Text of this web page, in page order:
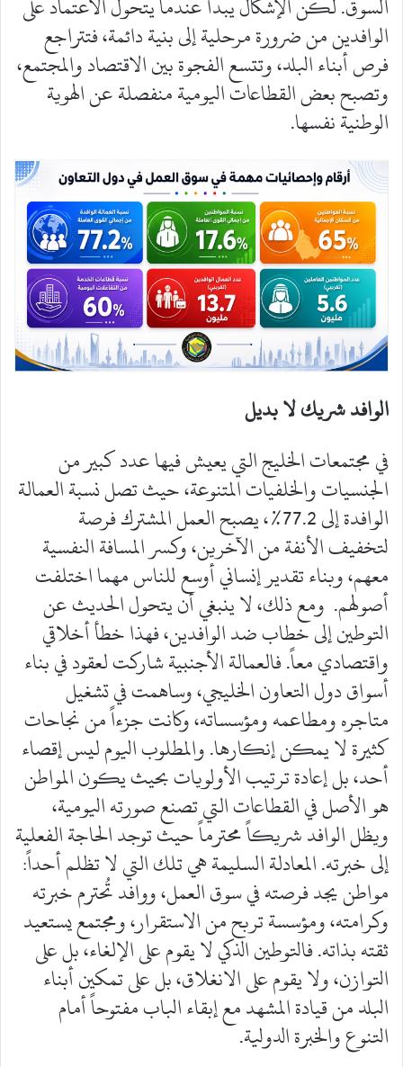
الوافدين من ضرورة مرحلية إلى بنية دائمة، فتتراجع
فرص أبناء البلد، وتتسع الفجوة بين الاقتصاد والمجتمع،
وتصبح بعض القطاعات اليومية منفصلة عن الهوية
الوطنية نفسها.
الوافد شريك لا بديل
في مجتمعات الخليج التي يعيش فيها عدد كبير من
الجنسيات والخلفيات المتنوعة، حيث تصل نسبة العمالة
الوافدة إلى 77.2%، يصبح العمل المشترك فرصة
لتخفيف الأنفة من الآخرين، وكسر المسافة النفسية
معهم، وبناء تقدير إنساني أوسع للناس مهما اختلفت
أصولهم. ومع ذلك، لا ينبغي أن يتحول الحديث عن
التوطين إلى خطاب ضد الوافدين، فهذا خطأ أخلاقي
واقتصادي معاً. فالعمالة الأجنبية شاركت لعقود في بناء
أسواق دول التعاون الخليجي، وساهمت في تشغيل
متاجره ومطاعمه ومؤسساته، وكانت جزءاً من نجاحات
كثيرة لا يمكن إنكارها. والمطلوب اليوم ليس إقصاء
أحد، بل إعادة ترتيب الأولويات بحيث يكون المواطن
هو الأصل في القطاعات التي تصنع صورته اليومية،
ويظل الوافد شريكاً محترماً حيث توجد الحاجة الفعلية
إلى خبرته. المعادلة السليمة هي تلك التي لا تظلم أحداً:
مواطن يجد فرصته في سوق العمل، ووافد تُحترم خبرته
وكرامته، ومؤسسة تربح من الاستقرار، ومجتمع يستعيد
ثقته بذاته. فالتوطين الذكي لا يقوم على الإلغاء، بل على
التوازن، ولا يقوم على الانغلاق، بل على تمكين أبناء
البلد من قيادة المشهد مع إبقاء الباب مفتوحاً أمام
التنوع والخبرة الدولية.